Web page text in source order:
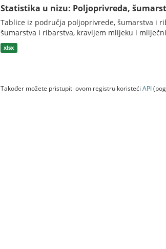
Statistika u nizu: Poljoprivreda,
Tablice iz područja poljoprivrede, šumarstva i
šumarstva i ribarstva, kravljem mlijeku i
xlsx
Također možete pristupiti ovom registru koristeći API